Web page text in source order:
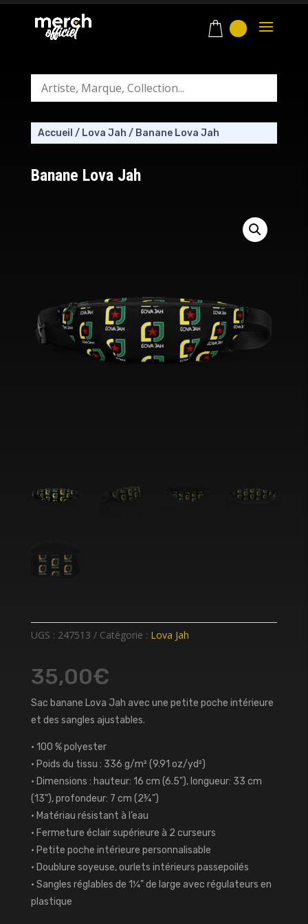
Accueil / Lova Jah / Banane Lova Jah
Banane Lova Jah
UGS : 247513 Catégorie : Lova Jah
35,00€
Sac banane Lova Jah avec une petite poche intérieure
et des sangles ajustables.
• 100 % polyester
• Poids du tissu : 336 g/m² (9.91 oz/yd²)
• Dimensions : hauteur: 16 cm (6.5"), longueur: 33 cm
(13"), profondeur: 7 cm (2¾")
• Matériau résistant à l’eau
• Fermeture éclair supérieure à 2 curseurs
• Petite poche intérieure personnalisable
• Doublure soyeuse, ourlets intérieurs passepoilés
• Sangles réglables de 1¼" de large avec régulateurs en
plastique